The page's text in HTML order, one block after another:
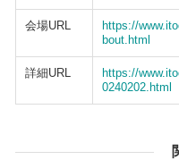
会場URL
https://
bout.html
詳細URL
https://
0240202.html